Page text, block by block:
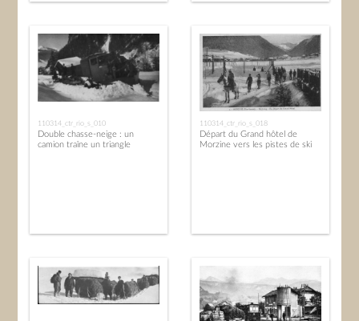
110314_ctr_rio_s_010
Double chasse-neige : un
camion traîne un triangle
110314_ctr_rio_s_018
Départ du Grand hôtel de
Morzine vers les pistes de ski